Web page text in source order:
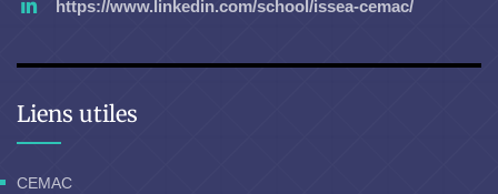
https://www.linkedin.com/school/issea-cemac/
Liens utiles
CEMAC